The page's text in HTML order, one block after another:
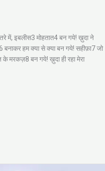
इबलीस3 मोहतात4 बन गये! ख़ुदा ने
बनाकर हम क्या से क्या बन गये! सहीफ़ा7 जो
के मरकज़8 बन गये! ख़ुदा ही रहा मेरा